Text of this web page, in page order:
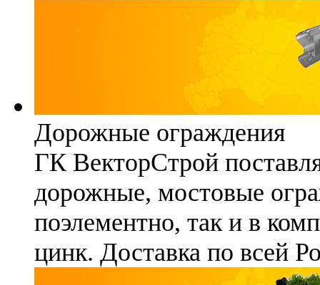
Дорожные ограждения
ГК ВекторСтрой
дорожные, мостовые
поэлементно, так и в
цинк. Доставка по всей